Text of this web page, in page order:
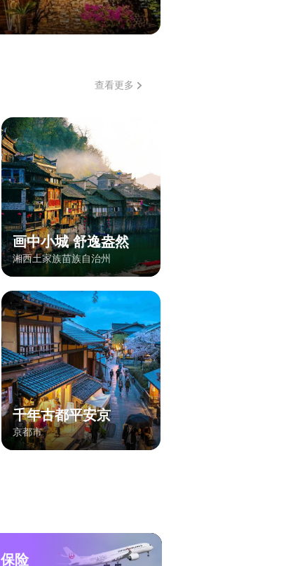
查看更多
画中小城 舒逸盎然
湘西土家族苗族自治州
千年古都平安京
京都市
保险